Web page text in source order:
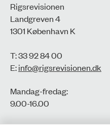
Rigsrevisionen
Landgreven 4
1301 København K
T: 33 92 84 00
E:info@rigsrevisionen.dk
Mandag-fredag:
9.00-16.00​
CVR-nr.: 77806113